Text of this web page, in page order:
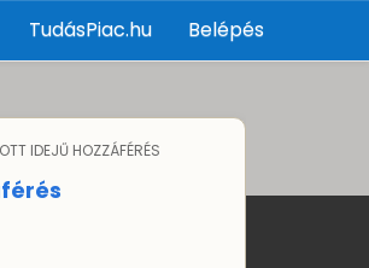
TudásPiac.hu Belépés
IDEJŰ HOZZÁFÉRÉS